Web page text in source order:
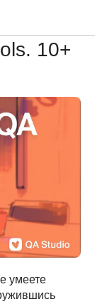
10+
умеете